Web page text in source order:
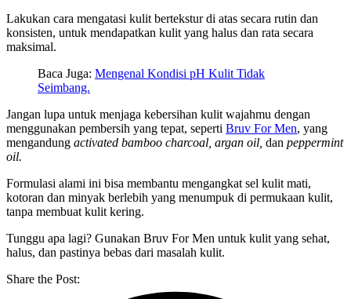
Lakukan cara mengatasi kulit bertekstur di atas secara rutin dan
konsisten, untuk mendapatkan kulit yang halus dan rata secara
maksimal.
Baca Juga: Mengenal Kondisi pH Kulit Tidak
Seimbang.
Jangan lupa untuk menjaga kebersihan kulit wajahmu dengan
menggunakan pembersih yang tepat, seperti Bruv For Men, yang
mengandung activated bamboo charcoal, argan oil, dan peppermint
oil.
Formulasi alami ini bisa membantu mengangkat sel kulit mati,
kotoran dan minyak berlebih yang menumpuk di permukaan kulit,
tanpa membuat kulit kering.
Tunggu apa lagi? Gunakan Bruv For Men untuk kulit yang sehat,
halus, dan pastinya bebas dari masalah kulit.
Share the Post: